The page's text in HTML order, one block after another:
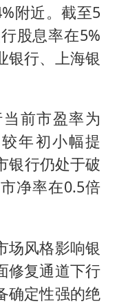
附近。截至5
股息率在5%
银行、上海银
前市盈率为
年初小幅提
银行仍处于破
净率在0.5倍
场风格影响银
修复通道下行
确定性强的绝